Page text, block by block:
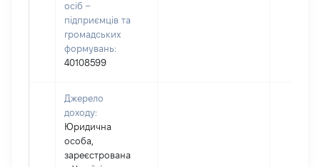
осіб –
підприємців та
громадських
формувань:
40108599
Джерело
доходу:
Юридична
особа,
зареєстрована